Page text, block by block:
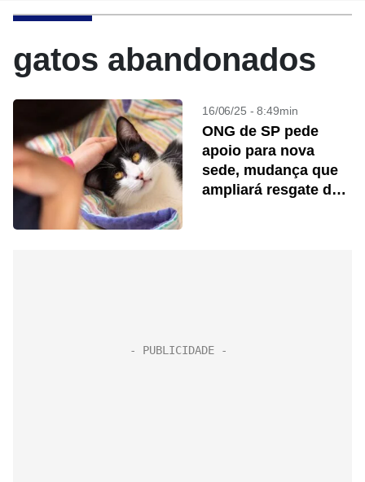
gatos abandonados
16/06/25 - 8:49min
ONG de SP pede
apoio para nova
sede, mudança que
ampliará resgate de